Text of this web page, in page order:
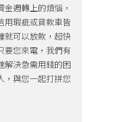
週轉上的煩惱，
用瑕疵或貸款車皆
就可以放款，超快
要您來電，我們有
解決急需用錢的困
，與您一起打拼您